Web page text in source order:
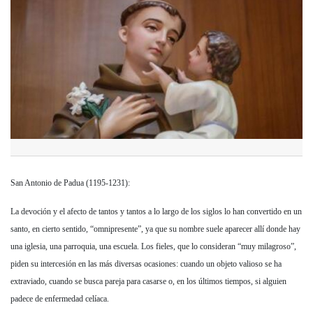
San Antonio de Padua (1195-1231):
La devoción y el afecto de tantos y tantos a lo largo de los siglos lo han convertido en un
santo, en cierto sentido, “omnipresente”, ya que su nombre suele aparecer allí donde hay
una iglesia, una parroquia, una escuela. Los fieles, que lo consideran “muy milagroso”,
piden su intercesión en las más diversas ocasiones: cuando un objeto valioso se ha
extraviado, cuando se busca pareja para casarse o, en los últimos tiempos, si alguien
padece de enfermedad celíaca.